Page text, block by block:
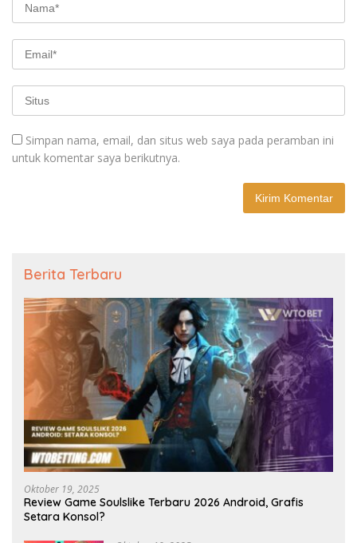
Simpan nama, email, dan situs web saya pada peramban ini
untuk komentar saya berikutnya.
Berita Terbaru
Oktober 19, 2025
Review Game Soulslike Terbaru 2026 Android, Grafis
Setara Konsol?